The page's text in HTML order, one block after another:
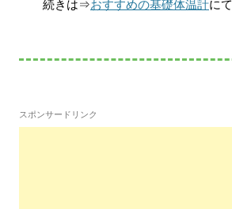
続きは⇒おすすめの基礎体温計にて
スポンサードリンク